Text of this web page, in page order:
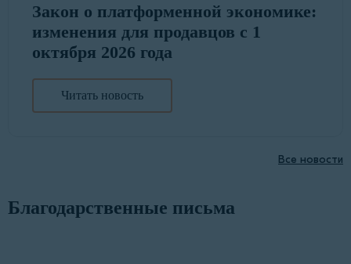
Закон о платформенной экономике:
изменения для продавцов с 1
октября 2026 года
Читать новость
Все новости
Благодарственные письма